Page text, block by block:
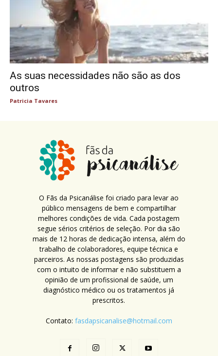
As suas necessidades não são as dos
outros
Patricia Tavares
O Fãs da Psicanálise foi criado para levar ao
público mensagens de bem e compartilhar
melhores condições de vida. Cada postagem
segue sérios critérios de seleção. Por dia são
mais de 12 horas de dedicação intensa, além do
trabalho de colaboradores, equipe técnica e
parceiros. As nossas postagens são produzidas
com o intuito de informar e não substituem a
opinião de um profissional de saúde, um
diagnóstico médico ou os tratamentos já
prescritos.
Contato: fasdapsicanalise@hotmail.com